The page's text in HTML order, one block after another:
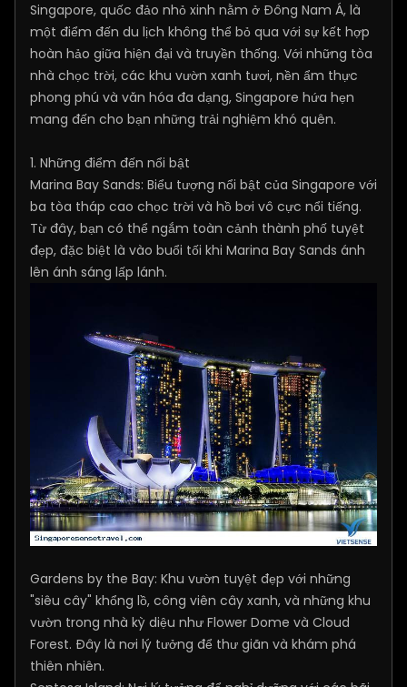
Singapore, quốc đảo nhỏ xinh nằm ở Đông Nam Á, là
một điểm đến du lịch không thể bỏ qua với sự kết hợp
hoàn hảo giữa hiện đại và truyền thống. Với những tòa
nhà chọc trời, các khu vườn xanh tươi, nền ẩm thực
phong phú và văn hóa đa dạng, Singapore hứa hẹn
mang đến cho bạn những trải nghiệm khó quên.
1. Những điểm đến nổi bật
Marina Bay Sands: Biểu tượng nổi bật của Singapore với
ba tòa tháp cao chọc trời và hồ bơi vô cực nổi tiếng.
Từ đây, bạn có thể ngắm toàn cảnh thành phố tuyệt
đẹp, đặc biệt là vào buổi tối khi Marina Bay Sands ánh
lên ánh sáng lấp lánh.
Gardens by the Bay: Khu vườn tuyệt đẹp với những
"siêu cây" khổng lồ, công viên cây xanh, và những khu
vườn trong nhà kỳ diệu như Flower Dome và Cloud
Forest. Đây là nơi lý tưởng để thư giãn và khám phá
thiên nhiên.